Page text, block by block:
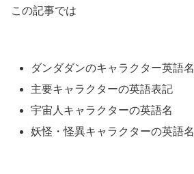
この記事では
ダンダダンのキャラクター英語名
主要キャラクターの英語表記
宇宙人キャラクターの英語名
妖怪・怪異キャラクターの英語名